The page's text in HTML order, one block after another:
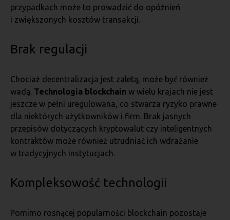
przypadkach może to prowadzić do opóźnień
i zwiększonych kosztów transakcji.
Brak regulacji
Chociaż decentralizacja jest zaletą, może być również
wadą. Technologia blockchain w wielu krajach nie jest
jeszcze w pełni uregulowana, co stwarza ryzyko prawne
dla niektórych użytkowników i firm. Brak jasnych
przepisów dotyczących kryptowalut czy inteligentnych
kontraktów może również utrudniać ich wdrażanie
w tradycyjnych instytucjach.
Kompleksowość technologii
Pomimo rosnącej popularności blockchain pozostaje